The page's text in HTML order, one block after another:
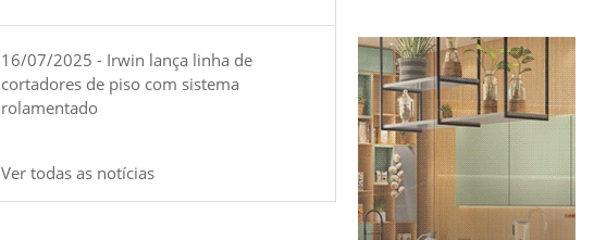
16/07/2025 - Irwin lança linha de
cortadores de piso com sistema
rolamentado
Ver todas as notícias